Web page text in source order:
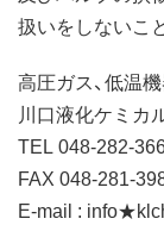
扱いをしないこ
高圧ガス、低温
川口液化ケミカ
TEL 048-282-
FAX 048-281-
E-mail :